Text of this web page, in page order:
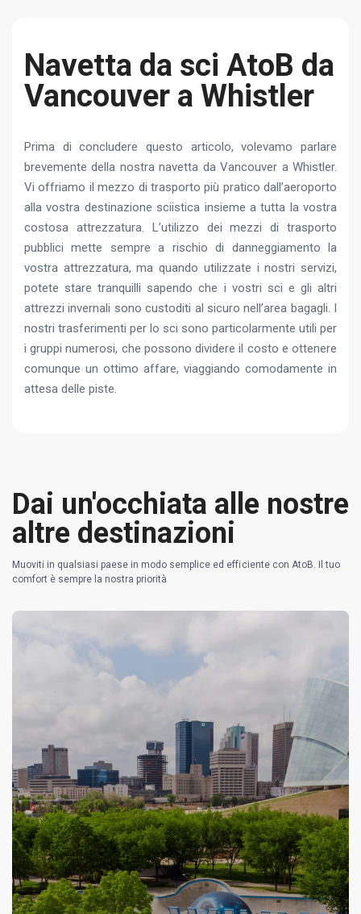
Navetta da sci AtoB da
Vancouver a Whistler
Prima di concludere questo articolo, volevamo parlare
brevemente della nostra navetta da Vancouver a Whistler.
Vi offriamo il mezzo di trasporto più pratico dall’aeroporto
alla vostra destinazione sciistica insieme a tutta la vostra
costosa attrezzatura. L’utilizzo dei mezzi di trasporto
pubblici mette sempre a rischio di danneggiamento la
vostra attrezzatura, ma quando utilizzate i nostri servizi,
potete stare tranquilli sapendo che i vostri sci e gli altri
attrezzi invernali sono custoditi al sicuro nell’area bagagli. I
nostri trasferimenti per lo sci sono particolarmente utili per
i gruppi numerosi, che possono dividere il costo e ottenere
comunque un ottimo affare, viaggiando comodamente in
attesa delle piste.
Dai un'occhiata alle nostre
altre destinazioni
Muoviti in qualsiasi paese in modo semplice ed efficiente con AtoB. Il tuo
comfort è sempre la nostra priorità